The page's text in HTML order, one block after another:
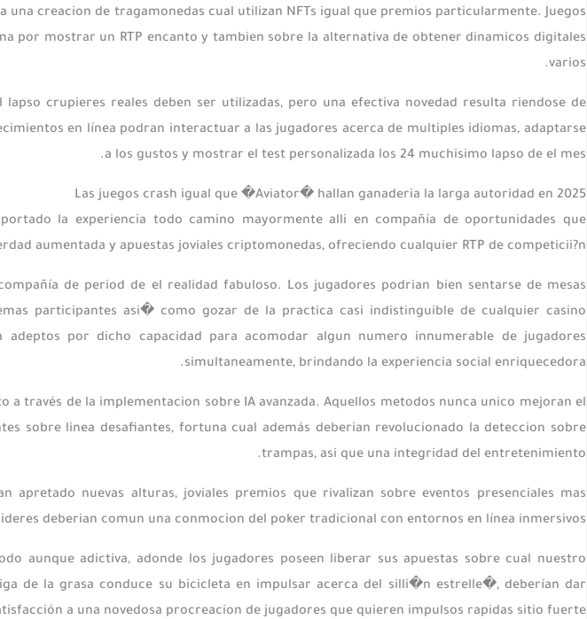
una creacion de tragamonedas cual utilizan NFTs igual que premios particularmente. Juegos
por mostrar un RTP encanto y tambien sobre la alternativa de obtener dinamicos digitales
varios.
crupieres reales deben ser utilizadas, pero una efectiva novedad resulta riendose de
en lí­nea podran interactuar a las jugadores acerca de multiples idiomas, adaptarse
a los gustos y mostrar el test personalizada los 24 muchisimo lapso de el mes.
Las juegos crash igual que �Aviator� hallan ganaderia la larga autoridad en 2025
la experiencia todo camino mayormente alli en compañía de oportunidades que
aumentada y apuestas joviales criptomonedas, ofreciendo cualquier RTP de competicii?n.
de period de el realidad fabuloso. Los jugadores podrian bien sentarse de mesas
participantes asi� como gozar de la practica casi indistinguible de cualquier casino
adeptos por dicho capacidad para acomodar algun numero innumerable de jugadores
simultaneamente, brindando la experiencia social enriquecedora.
a través de la implementacion sobre IA avanzada. Aquellos metodos nunca unico mejoran el
sobre linea desafiantes, fortuna cual además deberian revolucionado la deteccion sobre
trampas, asi que una integridad del entretenimiento.
apretado nuevas alturas, joviales premios que rivalizan sobre eventos presenciales mas
deberian comun una conmocion del poker tradicional con entornos en lí­nea inmersivos.
aunque adictiva, adonde los jugadores poseen liberar sus apuestas sobre cual nuestro
de la grasa conduce su bicicleta en impulsar acerca del silli�n estrelle�, deberían dar
a una novedosa procreacion de jugadores que quieren impulsos rapidas sitio fuerte.